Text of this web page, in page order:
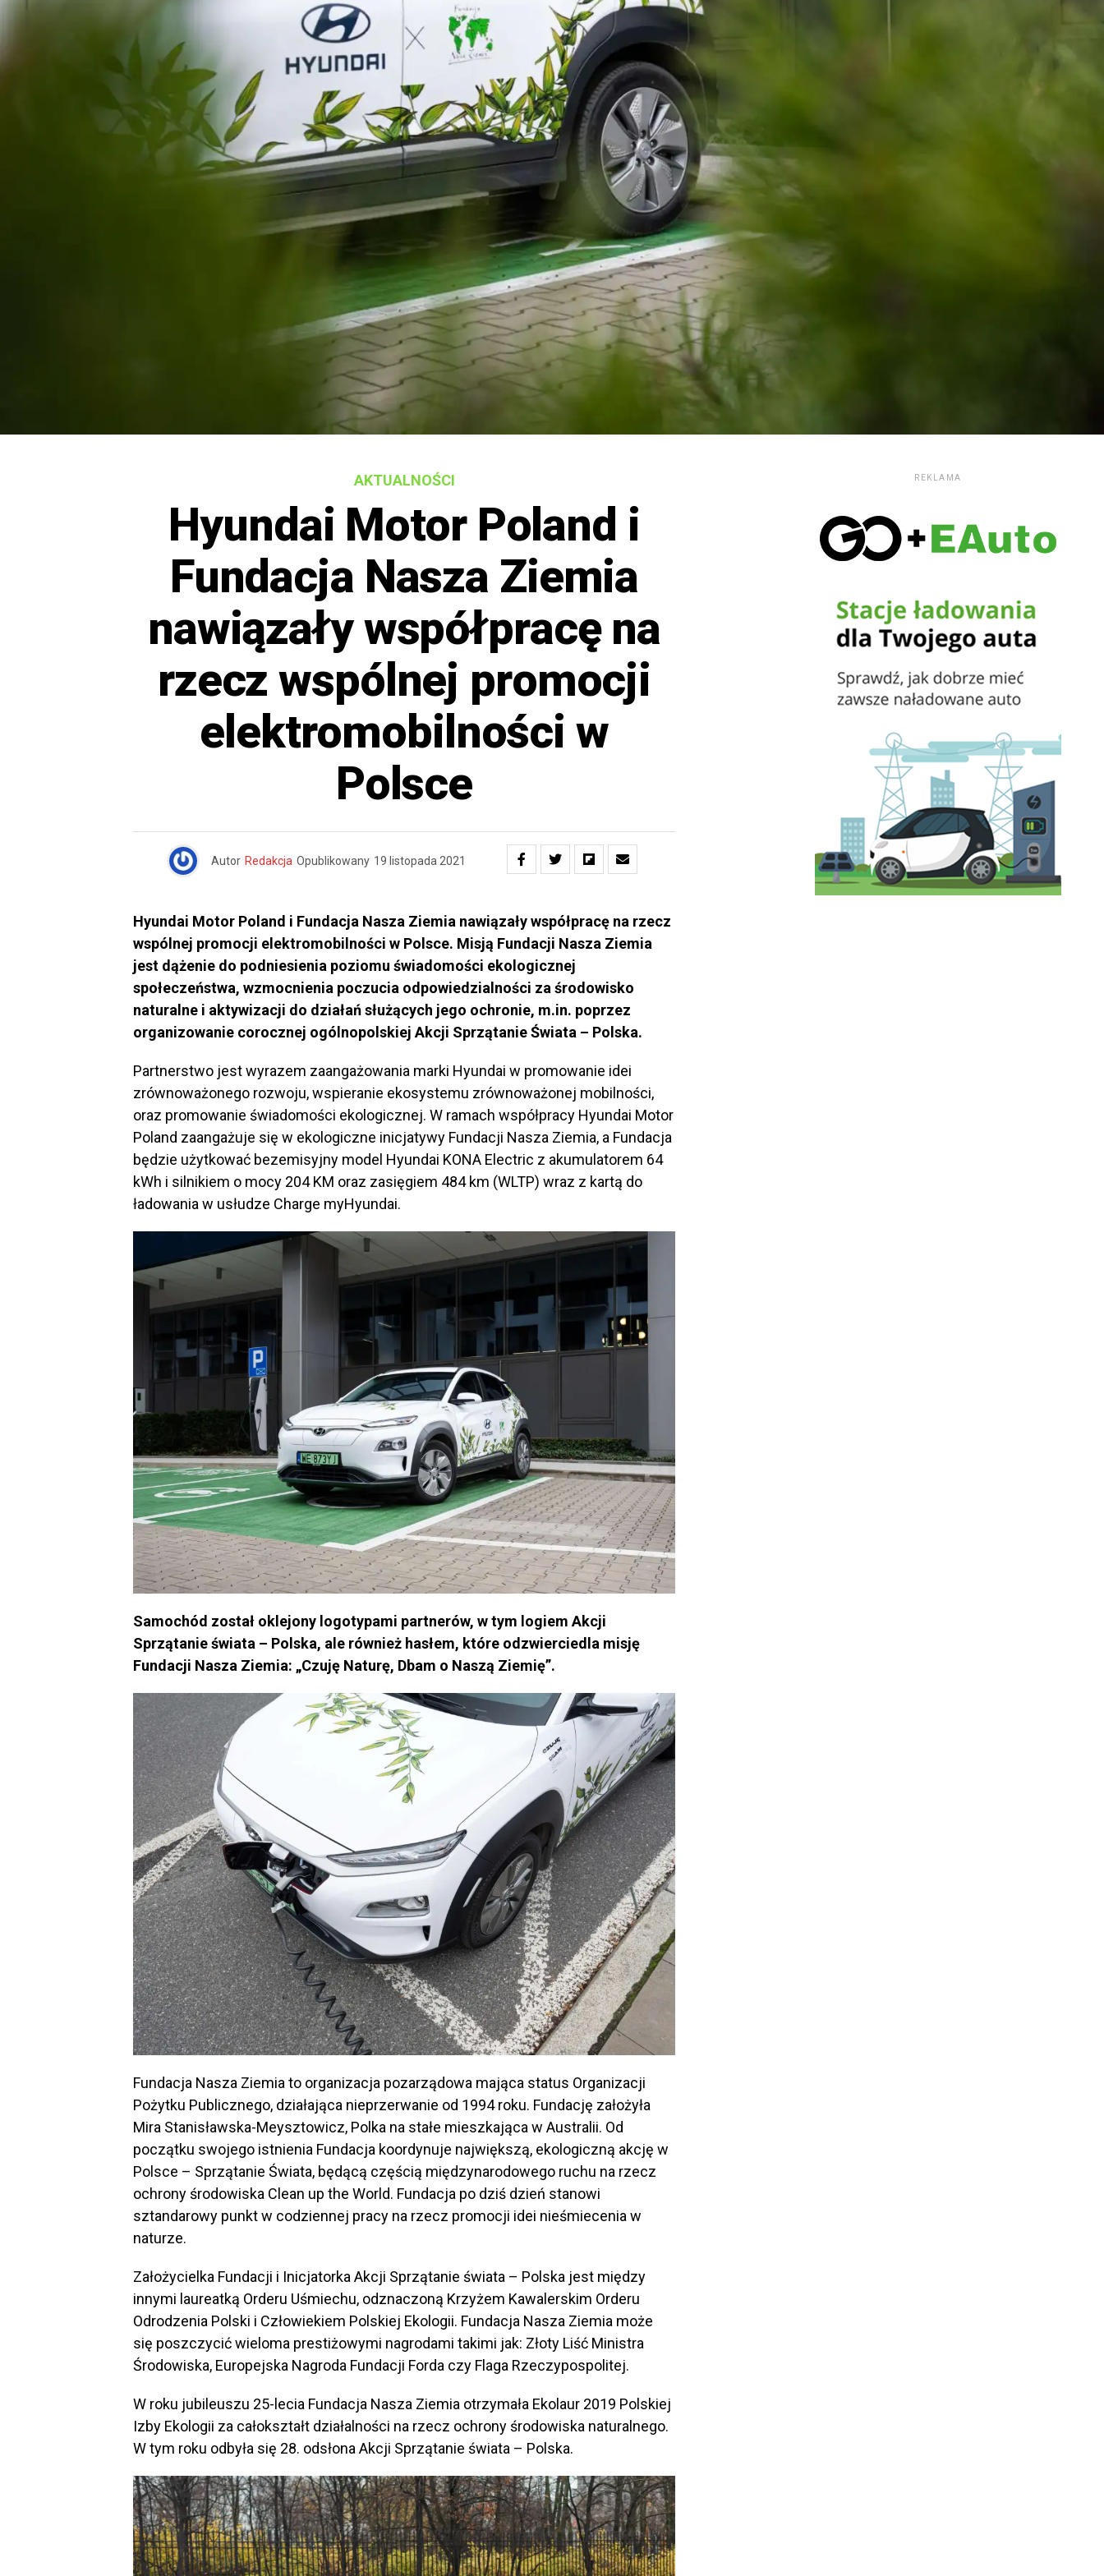
AKTUALNOŚCI
Hyundai Motor Poland i
Fundacja Nasza Ziemia
nawiązały współpracę na
rzecz wspólnej promocji
elektromobilności w
Polsce
Autor Redakcja Opublikowany 19 listopada 2021
Hyundai Motor Poland i Fundacja Nasza Ziemia nawiązały współpracę na rzecz
wspólnej promocji elektromobilności w Polsce. Misją Fundacji Nasza Ziemia
jest dążenie do podniesienia poziomu świadomości ekologicznej
społeczeństwa, wzmocnienia poczucia odpowiedzialności za środowisko
naturalne i aktywizacji do działań służących jego ochronie, m.in. poprzez
organizowanie corocznej ogólnopolskiej Akcji Sprzątanie Świata – Polska.
Partnerstwo jest wyrazem zaangażowania marki Hyundai w promowanie idei
zrównoważonego rozwoju, wspieranie ekosystemu zrównoważonej mobilności,
oraz promowanie świadomości ekologicznej. W ramach współpracy Hyundai Motor
Poland zaangażuje się w ekologiczne inicjatywy Fundacji Nasza Ziemia, a Fundacja
będzie użytkować bezemisyjny model Hyundai KONA Electric z akumulatorem 64
kWh i silnikiem o mocy 204 KM oraz zasięgiem 484 km (WLTP) wraz z kartą do
ładowania w usłudze Charge myHyundai.
Samochód został oklejony logotypami partnerów, w tym logiem Akcji
Sprzątanie świata – Polska, ale również hasłem, które odzwierciedla misję
Fundacji Nasza Ziemia: „Czuję Naturę, Dbam o Naszą Ziemię”.
Fundacja Nasza Ziemia to organizacja pozarządowa mająca status Organizacji
Pożytku Publicznego, działająca nieprzerwanie od 1994 roku. Fundację założyła
Mira Stanisławska-Meysztowicz, Polka na stałe mieszkająca w Australii. Od
początku swojego istnienia Fundacja koordynuje największą, ekologiczną akcję w
Polsce – Sprzątanie Świata, będącą częścią międzynarodowego ruchu na rzecz
ochrony środowiska Clean up the World. Fundacja po dziś dzień stanowi
sztandarowy punkt w codziennej pracy na rzecz promocji idei nieśmiecenia w
naturze.
Założycielka Fundacji i Inicjatorka Akcji Sprzątanie świata – Polska jest między
innymi laureatką Orderu Uśmiechu, odznaczoną Krzyżem Kawalerskim Orderu
Odrodzenia Polski i Człowiekiem Polskiej Ekologii. Fundacja Nasza Ziemia może
się poszczycić wieloma prestiżowymi nagrodami takimi jak: Złoty Liść Ministra
Środowiska, Europejska Nagroda Fundacji Forda czy Flaga Rzeczypospolitej.
W roku jubileuszu 25-lecia Fundacja Nasza Ziemia otrzymała Ekolaur 2019 Polskiej
Izby Ekologii za całokształt działalności na rzecz ochrony środowiska naturalnego.
W tym roku odbyła się 28. odsłona Akcji Sprzątanie świata – Polska.
REKLAMA